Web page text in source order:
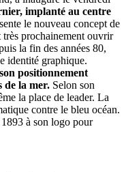
implanté au centre
le nouveau concept de
prochainement ouvrir
la fin des années 80,
identité graphique.
positionnement
de la mer. Selon son
la place de leader. La
contre le bleu océan.
1893 à son logo pour